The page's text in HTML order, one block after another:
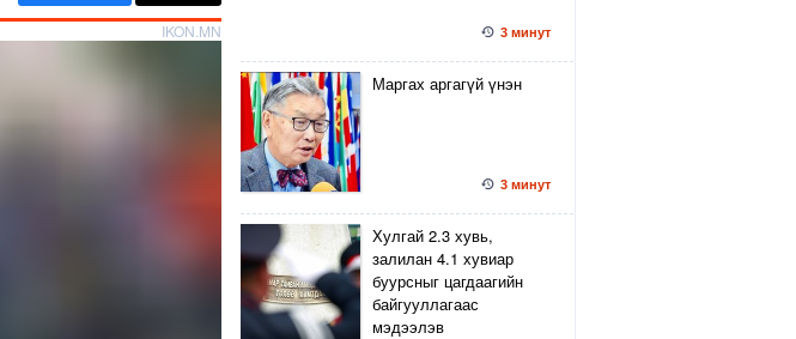
IKON.MN 3 минут
Маргах аргагүй үнэн
3 минут
Хулгай 2.3 хувь,
залилан 4.1 хувиар
буурсныг цагдаагийн
байгууллагаас
мэдээлэв